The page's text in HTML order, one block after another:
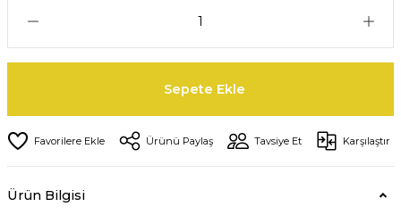
Sepete Ekle
Ürünü Paylaş Tavsiye Et Karşılaştır
Ürün Bilgisi